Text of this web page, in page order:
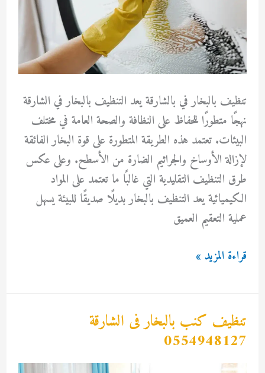
تنظيف بالبخار في بالشارقة يعد التنظيف بالبخار في الشارقة
نهجًا متطورًا للحفاظ على النظافة والصحة العامة في مختلف
البيئات. تعتمد هذه الطريقة المتطورة على قوة البخار الفائقة
لإزالة الأوساخ والجراثيم الضارة من الأسطح. وعلى عكس
طرق التنظيف التقليدية التي غالبًا ما تعتمد على المواد
الكيميائية يعد التنظيف بالبخار بديلًا صديقًا للبيئة يسهل
عملية التعقيم العميق
تنظيف
في
بالشارقة
0554948127
قراءة المزيد »
تنظيف كنب بالبخار فى الشارقة
0554948127